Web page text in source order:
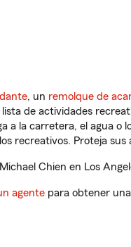
, un remolque de
de actividades
a la carretera, el agua o
recreativos. Proteja
Chien en Los
agente para obtener